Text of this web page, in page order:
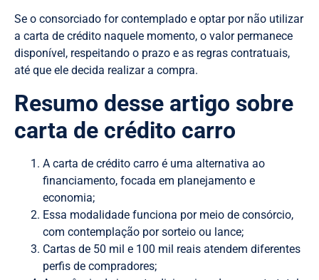
Se o consorciado for contemplado e optar por não utilizar
a carta de crédito naquele momento, o valor permanece
disponível, respeitando o prazo e as regras contratuais,
até que ele decida realizar a compra.
Resumo desse artigo sobre
carta de crédito carro
A carta de crédito carro é uma alternativa ao
financiamento, focada em planejamento e
economia;
Essa modalidade funciona por meio de consórcio,
com contemplação por sorteio ou lance;
Cartas de 50 mil e 100 mil reais atendem diferentes
perfis de compradores;